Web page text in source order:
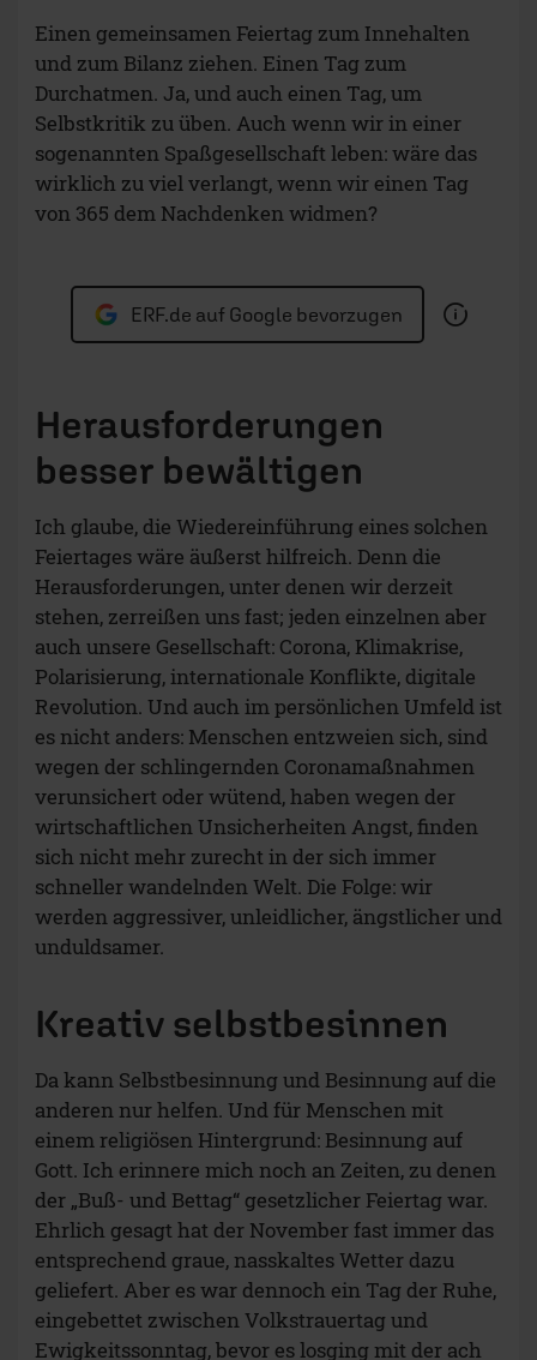
Einen gemeinsamen Feiertag zum Innehalten
und zum Bilanz ziehen. Einen Tag zum
Durchatmen. Ja, und auch einen Tag, um
Selbstkritik zu üben. Auch wenn wir in einer
sogenannten Spaßgesellschaft leben: wäre das
wirklich zu viel verlangt, wenn wir einen Tag
von 365 dem Nachdenken widmen?
ERF.de auf Google bevorzugen
Herausforderungen
besser bewältigen
Ich glaube, die Wiedereinführung eines solchen
Feiertages wäre äußerst hilfreich. Denn die
Herausforderungen, unter denen wir derzeit
stehen, zerreißen uns fast; jeden einzelnen aber
auch unsere Gesellschaft: Corona, Klimakrise,
Polarisierung, internationale Konflikte, digitale
Revolution. Und auch im persönlichen Umfeld ist
es nicht anders: Menschen entzweien sich, sind
wegen der schlingernden Coronamaßnahmen
verunsichert oder wütend, haben wegen der
wirtschaftlichen Unsicherheiten Angst, finden
sich nicht mehr zurecht in der sich immer
schneller wandelnden Welt. Die Folge: wir
werden aggressiver, unleidlicher, ängstlicher und
unduldsamer.
Kreativ selbstbesinnen
Da kann Selbstbesinnung und Besinnung auf die
anderen nur helfen. Und für Menschen mit
einem religiösen Hintergrund: Besinnung auf
Gott. Ich erinnere mich noch an Zeiten, zu denen
der „Buß- und Bettag“ gesetzlicher Feiertag war.
Ehrlich gesagt hat der November fast immer das
entsprechend graue, nasskaltes Wetter dazu
geliefert. Aber es war dennoch ein Tag der Ruhe,
eingebettet zwischen Volkstrauertag und
Ewigkeitssonntag, bevor es losging mit der ach